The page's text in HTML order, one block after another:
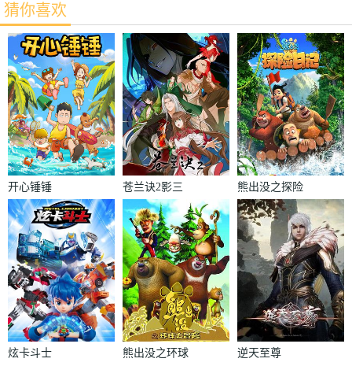
猜你喜欢
开心锤锤
苍兰诀2影三
界篇
熊出没之探险
日记
炫卡斗士
熊出没之环球
逆天至尊